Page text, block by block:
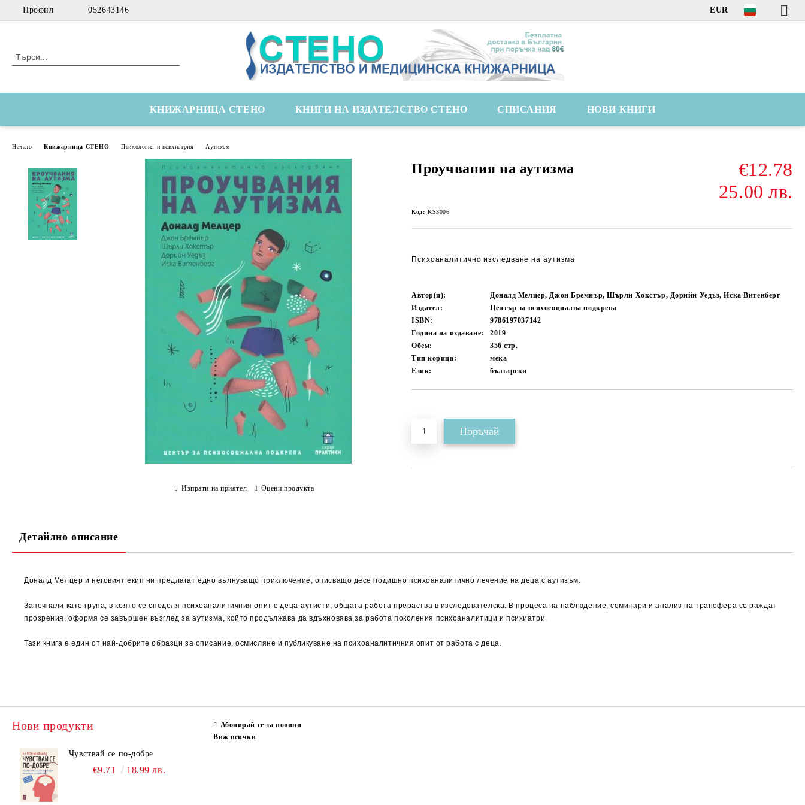
Профил 052643146 EUR
КНИЖАРНИЦА СТЕНО КНИГИ НА ИЗДАТЕЛСТВО СТЕНО СПИСАНИЯ НОВИ КНИГИ
Начало Книжарница СТЕНО Психология и психиатрия Аутизъм
Проучвания на аутизма
€12.78
25.00 лв.
Код: KS3006
Психоаналитично изследване на аутизма
Автор(и):
Доналд Мелцер, Джон Бремнър, Шърли Хокстър, Дорийн Уедъз, Иска Витенберг
Издател:
Център за психосоциална подкрепа
ISBN:
9786197037142
Година на издаване:
2019
Обем:
356стр.
Тип корица:
мека
Език:
български
Изпрати на приятел Оцени продукта
Детайлно описание
Доналд Мелцер и неговият екип ни предлагат едно вълнуващо приключение, описващо десетгодишно психоаналитично лечение на деца с аутизъм.
Започнали като група, в която се споделя психоаналитичния опит с деца-аутисти, общата работа прераства в изследователска. В процеса на наблюдение, семинари и анализ на трансфера се раждат
прозрения, оформя се завършен възглед за аутизма, който продължава да вдъхновява за работа поколения психоаналитици и психиатри.
Тази книга е един от най-добрите образци за описание, осмисляне и публикуване на психоаналитичния опит от работа с деца.
Нови продукти
Чувствай се по-добре
€9.71 18.99 лв.
Абонирай се за новини
Виж всички